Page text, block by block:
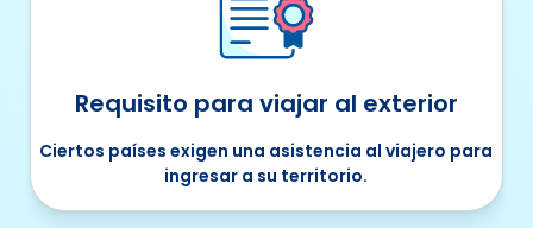
Requisito para viajar al exterior
Ciertos países exigen una asistencia al viajero para
ingresar a su territorio.